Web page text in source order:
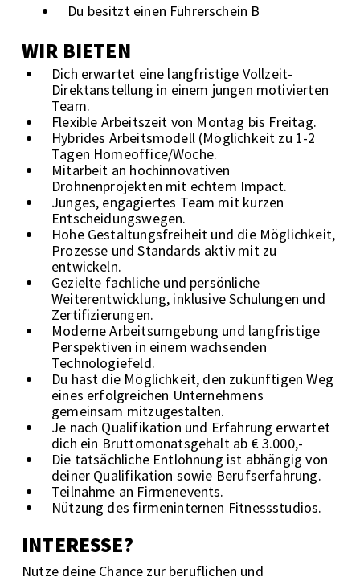
Du besitzt einen Führerschein B
WIR BIETEN
Dich erwartet eine langfristige Vollzeit-
Direktanstellung in einem jungen motivierten
Team.
Flexible Arbeitszeit von Montag bis Freitag.
Hybrides Arbeitsmodell (Möglichkeit zu 1-2
Tagen Homeoffice/Woche.
Mitarbeit an hochinnovativen
Drohnenprojekten mit echtem Impact.
Junges, engagiertes Team mit kurzen
Entscheidungswegen.
Hohe Gestaltungsfreiheit und die Möglichkeit,
Prozesse und Standards aktiv mit zu
entwickeln.
Gezielte fachliche und persönliche
Weiterentwicklung, inklusive Schulungen und
Zertifizierungen.
Moderne Arbeitsumgebung und langfristige
Perspektiven in einem wachsenden
Technologiefeld.
Du hast die Möglichkeit, den zukünftigen Weg
eines erfolgreichen Unternehmens
gemeinsam mitzugestalten.
Je nach Qualifikation und Erfahrung erwartet
dich ein Bruttomonatsgehalt ab € 3.000,-
Die tatsächliche Entlohnung ist abhängig von
deiner Qualifikation sowie Berufserfahrung.
Teilnahme an Firmenevents.
Nützung des firmeninternen Fitnessstudios.
INTERESSE?
Nutze deine Chance zur beruflichen und